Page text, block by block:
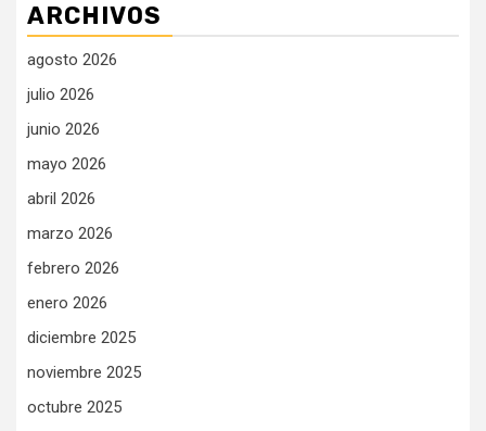
ARCHIVOS
agosto 2026
julio 2026
junio 2026
mayo 2026
abril 2026
marzo 2026
febrero 2026
enero 2026
diciembre 2025
noviembre 2025
octubre 2025